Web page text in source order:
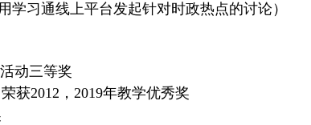
学习通线上平台发起针对时政热点的讨论）
动三等奖
获2012，2019年教学优秀奖